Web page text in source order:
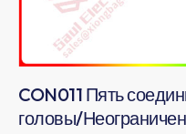
CON011 Пять
головы/